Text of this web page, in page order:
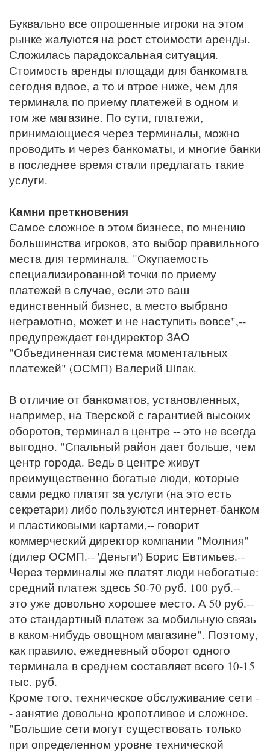
Буквально все опрошенные игроки на этом
рынке жалуются на рост стоимости аренды.
Сложилась парадоксальная ситуация.
Стоимость аренды площади для банкомата
сегодня вдвое, а то и втрое ниже, чем для
терминала по приему платежей в одном и
том же магазине. По сути, платежи,
принимающиеся через терминалы, можно
проводить и через банкоматы, и многие банки
в последнее время стали предлагать такие
услуги.
Камни преткновения
Самое сложное в этом бизнесе, по мнению
большинства игроков, это выбор правильного
места для терминала. "Окупаемость
специализированной точки по приему
платежей в случае, если это ваш
единственный бизнес, а место выбрано
неграмотно, может и не наступить вовсе",--
предупреждает гендиректор ЗАО
"Объединенная система моментальных
платежей" (ОСМП) Валерий Шпак.
В отличие от банкоматов, установленных,
например, на Тверской с гарантией высоких
оборотов, терминал в центре -- это не всегда
выгодно. "Спальный район дает больше, чем
центр города. Ведь в центре живут
преимущественно богатые люди, которые
сами редко платят за услуги (на это есть
секретари) либо пользуются интернет-банком
и пластиковыми картами,-- говорит
коммерческий директор компании "Молния"
(дилер ОСМП.-- 'Деньги') Борис Евтимьев.--
Через терминалы же платят люди небогатые:
средний платеж здесь 50-70 руб. 100 руб.--
это уже довольно хорошее место. А 50 руб.--
это стандартный платеж за мобильную связь
в каком-нибудь овощном магазине". Поэтому,
как правило, ежедневный оборот одного
терминала в среднем составляет всего 10-15
тыс. руб.
Кроме того, техническое обслуживание сети -
- занятие довольно кропотливое и сложное.
"Большие сети могут существовать только
при определенном уровне технической